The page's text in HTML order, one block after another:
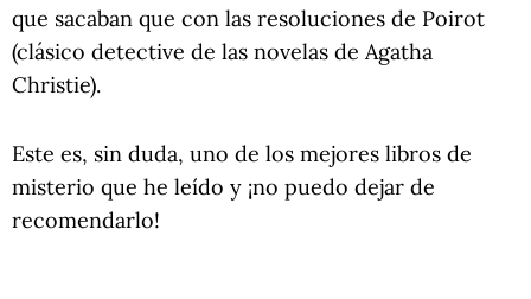
que sacaban que con las resoluciones de Poirot
(clásico detective de las novelas de Agatha
Christie).
Este es, sin duda, uno de los mejores libros de
misterio que he leído y ¡no puedo dejar de
recomendarlo!